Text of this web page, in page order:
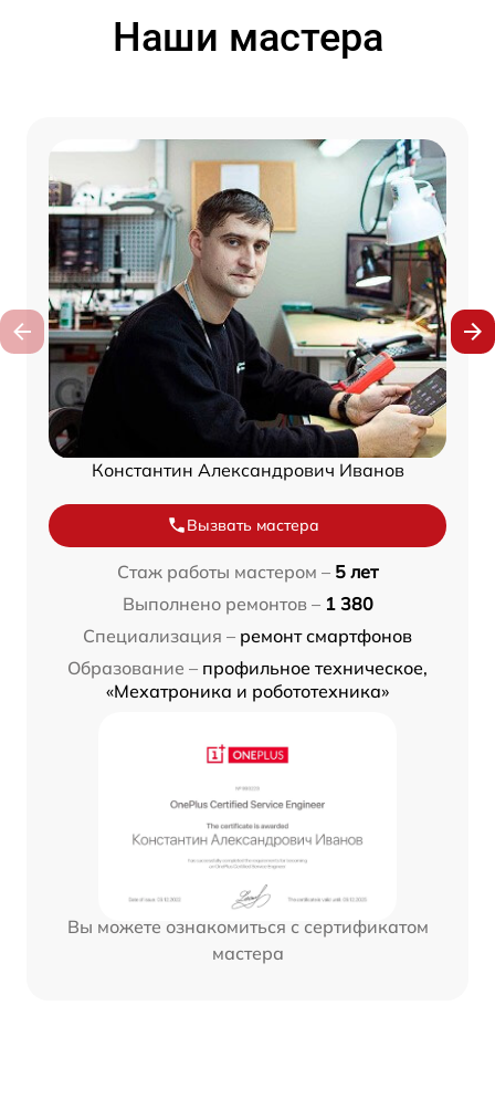
Наши мастера
Константин Александрович Иванов
Вызвать мастера
Стаж работы мастером – 5 лет
Выполнено ремонтов – 1 380
Специализация – ремонт смартфонов
Образование – профильное техническое,
«Мехатроника и робототехника»
Вы можете ознакомиться с сертификатом
мастера